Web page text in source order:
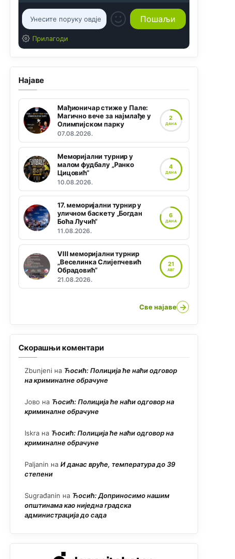
Прилагоди
Најаве
Мађионичар стиже у Пале:
Магично вече за најмлађе у
Олимпијском парку
07.08.2026.
2
ДАНА
Меморијални турнир у
малом фудбалу „Ранко
Цицовић“
10.08.2026.
4
ДАНА
17. меморијални турнир у
уличном баскету „Богдан
Боћа Лучић“
11.08.2026.
6
ДАНА
VIII меморијални турнир
„Веселинка Слијепчевић
Обрадовић“
21.08.2026.
21
АВГ
Све најаве →
Скорашњи коментари
Zbunjeni на Ћосић: Полиција ће наћи одговор
на криминалне обрачуне
Јово на Ћосић: Полиција ће наћи одговор на
криминалне обрачуне
Iskra на Ћосић: Полиција ће наћи одговор на
криминалне обрачуне
Paljanin на И данас вруће, температура до 39
степени
Sugrađanin на Ћосић: Доприносимо нашим
општинама као ниједна градска
администрација до сада